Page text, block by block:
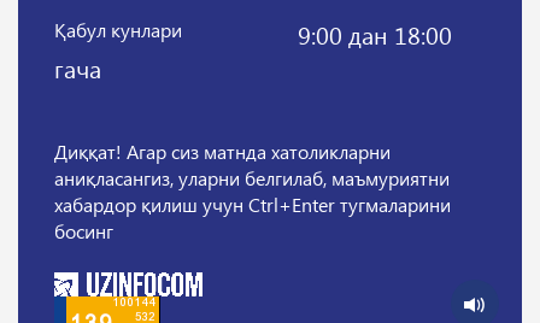
Қабул кунлари
9:00 дан 18:00
гача
Диққат! Агар сиз матнда хатоликларни
аниқласангиз, уларни белгилаб, маъмуриятни
хабардор қилиш учун Ctrl+Enter тугмаларини
босинг